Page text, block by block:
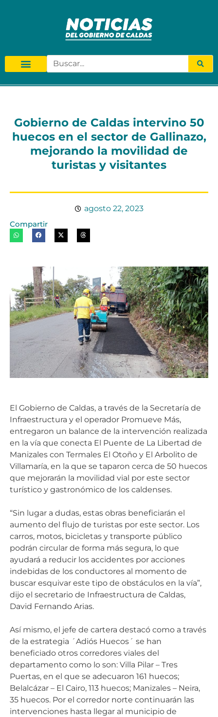
Gobierno de Caldas intervino 50
huecos en el sector de Gallinazo,
mejorando la movilidad de
turistas y visitantes
agosto 22, 2023
Compartir
El Gobierno de Caldas, a través de la Secretaría de
Infraestructura y el operador Promueve Más,
entregaron un balance de la intervención realizada
en la vía que conecta El Puente de La Libertad de
Manizales con Termales El Otoño y El Arbolito de
Villamaría, en la que se taparon cerca de 50 huecos
que mejorarán la movilidad vial por este sector
turístico y gastronómico de los caldenses.
“Sin lugar a dudas, estas obras beneficiarán el
aumento del flujo de turistas por este sector. Los
carros, motos, bicicletas y transporte público
podrán circular de forma más segura, lo que
ayudará a reducir los accidentes por acciones
indebidas de los conductores al momento de
buscar esquivar este tipo de obstáculos en la vía”,
dijo el secretario de Infraestructura de Caldas,
David Fernando Arias.
Así mismo, el jefe de cartera destacó como a través
de la estrategia ´Adiós Huecos´ se han
beneficiado otros corredores viales del
departamento como lo son: Villa Pilar – Tres
Puertas, en el que se adecuaron 161 huecos;
Belalcázar – El Cairo, 113 huecos; Manizales – Neira,
35 huecos. Por el corredor norte continuarán las
intervenciones hasta llegar al municipio de